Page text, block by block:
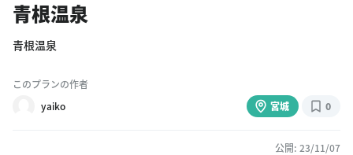
青根温泉
青根温泉
このプランの作者
yaiko
宮城 0
公開: 23/11/07